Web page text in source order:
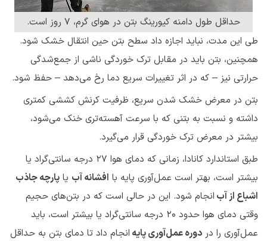
حداقل طول دامنه کیورینگ بتن در هوای گرم، 7 روز است.
طی این مدت، نباید اجازه داد سطح بتن حین انتقال خشک شود.
همچنین، بتن باید در مقابل ترک خوردگی ناشی از جمع‌شدگی
حرارتی نیز – که در اثر تغییرات سریع دما رخ می‌دهد – حفظ شود.
بتن در معرض خشک شدن سریع، ظرفیت کرنش کششی کمتری
داشته و نسبت به بتنی که با سرعت آهسته‌تری خنک می‌شود،
بیشتر در معرض ترک خوردگی قرار می‌گیرد.
طبق استاندارد کانادا، زمانی که دمای هوا ۲۷ درجه سانتی‌گراد یا
بیشتر است، بهتر است عمل‌آوری پایه با افشانه آب یا پارچه جاذب
اشباع از آب انجام شود. این در حالی است که در بتن‌های حجیم
وقتی دمای هوا حدود ۲۰ درجه سانتی‌گراد یا بیشتر است، باید
عمل‌آوری را در دوره عمل‌آوری پایه انجام داد تا دمای بتن به حداقل